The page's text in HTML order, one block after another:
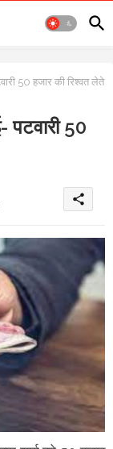
50 हजार की रिश्वत लेते
पटवारी 50
share